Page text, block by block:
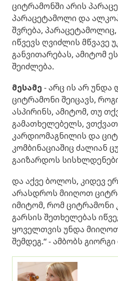
ციტრამონში არის
პარაცეტამოლი და
შვრება,
იწვევს ღვიძლის მწვავე
განვითარებას, ამიტომ
შეიძლება.
მესამე - არც ის არ უნდა
ციტრამონი შეიცავს,
ასპირინს, ამიტომ, თუ
გამათხელებელს,
კარდიომაგნილის და
კომბინაციაშიც ძალიან
გაიზარდოს
და აქვე ბოლოს, კიდევ
არასდროს მიიღოთ
იმიტომ, რომ ციტრამონი
გარსის შეთხელებას
ყოველთვის უნდა მიიღოთ
შემდეგ.“ - ამბობს